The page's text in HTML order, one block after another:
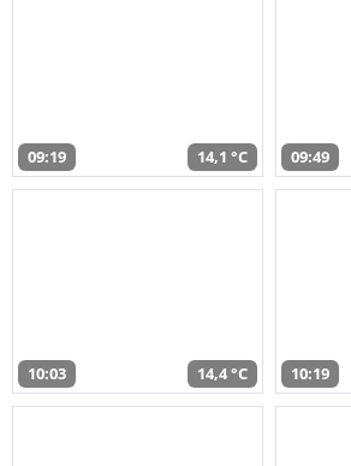
09:19 14,1 °C 09:49
10:03 14,4 °C 10:19